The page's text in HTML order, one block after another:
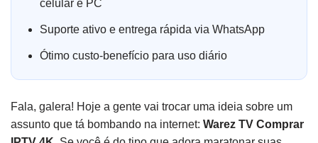
celular e PC
Suporte ativo e entrega rápida via WhatsApp
Ótimo custo-benefício para uso diário
Fala, galera! Hoje a gente vai trocar uma ideia sobre um
assunto que tá bombando na internet: Warez TV Comprar